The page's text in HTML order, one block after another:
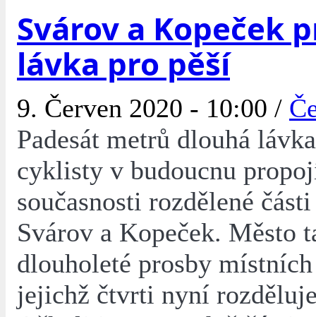
Svárov a Kopeček
lávka pro pěší
9. Červen 2020 - 10:00 /
Padesát metrů dlouhá
cyklisty v budoucnu
současnosti rozdělené
Svárov a Kopeček. Město
dlouholeté prosby
jejichž čtvrti nyní